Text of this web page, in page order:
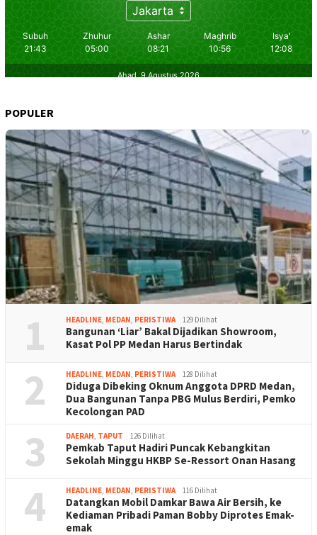
POPULER
1 HEADLINE, MEDAN, PERISTIWA 129 Dilihat
Bangunan ‘Liar’ Bakal Dijadikan Showroom,
Kasat Pol PP Medan Harus Bertindak
2 HEADLINE, MEDAN, PERISTIWA 128 Dilihat
Diduga Dibeking Oknum Anggota DPRD Medan,
Dua Bangunan Tanpa PBG Mulus Berdiri, Pemko
Kecolongan PAD
3 DAERAH, TAPUT 126 Dilihat
Pemkab Taput Hadiri Puncak Kebangkitan
Sekolah Minggu HKBP Se-Ressort Onan Hasang
4 HEADLINE, MEDAN, PERISTIWA 116 Dilihat
Datangkan Mobil Damkar Bawa Air Bersih, ke
Kediaman Pribadi Paman Bobby Diprotes Emak-
emak